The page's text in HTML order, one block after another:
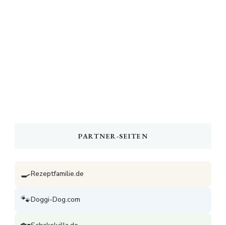
PARTNER-SEITEN
🍳Rezeptfamilie.de
🐾Doggi-Dog.com